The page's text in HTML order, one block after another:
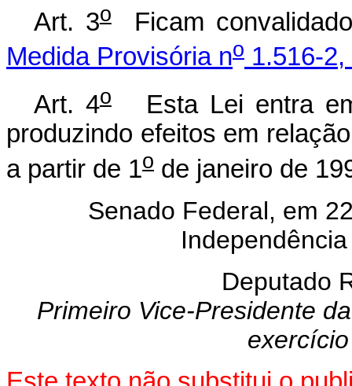
Art. 3oFicam
Medida Provisória no 1.516-
Art. 4oEsta Lei entra em
produzindo efeitos em
a partir de 1o de janeiro de
Senado Federal, em
Deputado
Primeiro Vice-Presidente